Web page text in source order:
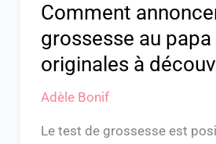
Comment
grossesse au papa
originales à
Adèle Bonif
Le test de grossesse est
découvrir